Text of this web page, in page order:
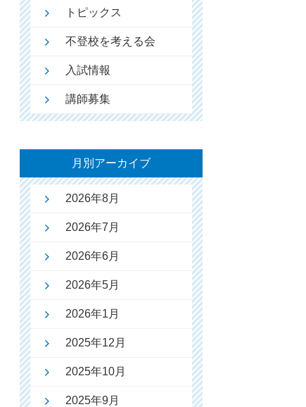
トピックス
不登校を考える会
入試情報
講師募集
月別アーカイブ
2026年8月
2026年7月
2026年6月
2026年5月
2026年1月
2025年12月
2025年10月
2025年9月